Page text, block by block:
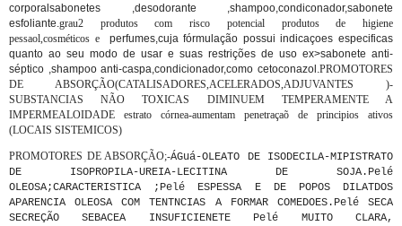
corporalsabonetes ,desodorante ,shampoo,condiconador,sabonete
esfoliante.grau2 produtos com risco potencial produtos de higiene
pessaol,cosméticos e
perfumes,cuja fórmulação possui indicaçoes especificas
quanto ao seu modo de usar e suas restrições de uso ex>sabonete anti-
séptico ,shampoo anti-caspa,condicionador,como cetoconazol.PROMOTORES
DE ABSORÇÃO(CATALISADORES,ACELERADOS,ADJUVANTES )-
SUBSTANCIAS NÃO TOXICAS DIMINUEM TEMPERAMENTE A
IMPERMEALOIDADE estrato córnea-aumentam penetraçaõ de principios ativos
(LOCAIS SISTEMICOS)
PROMOTORES DE ABSORÇÃO;-ÁGuá-OLEATO DE ISODECILA-MIPISTRATO
DE ISOPROPILA-UREIA-LECITINA DE SOJA.Pelé
OLEOSA;CARACTERISTICA ;Pelé ESPESSA E DE POPOS DILATDOS
APARENCIA OLEOSA COM TENTNCIAS A FORMAR COMEDOES.Pelé SECA
SECREÇÃO SEBACEA INSUFICIENETE Pelé MUITO CLARA,